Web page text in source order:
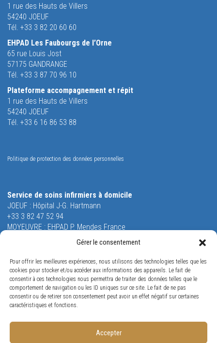
Gérer le consentement
Pour offrir les meilleures expériences, nous utilisons des technologies telles que les
cookies pour stocker et/ou accéder aux informations des appareils. Le fait de
consentir à ces technologies nous permettra de traiter des données telles que le
comportement de navigation ou les ID uniques sur ce site. Le fait de ne pas
consentir ou de retirer son consentement peut avoir un effet négatif sur certaines
caractéristiques et fonctions.
Accepter
1 rue des Hauts de Villers
54240 JOEUF
Tél. +33 3 82 20 60 60
EHPAD Les Faubourgs de l’Orne
65 rue Louis Jost
57175 GANDRANGE
Tél. +33 3 87 70 96 10
Plateforme accompagnement et répit
1 rue des Hauts de Villers
54240 JOEUF
Tél. +33 6 16 86 53 88
Politique de protection des données personnelles
Service de soins infirmiers à domicile
JOEUF : Hôpital J-G. Hartmann
+33 3 82 47 52 94
MOYEUVRE : EHPAD P. Mendes France
26 rue Saint-Robert
54240 JOEUF
Tél. +33 3 82 47 53 53
Orne Restauration
65 rue Louis Jost
57175 GANDRANGE